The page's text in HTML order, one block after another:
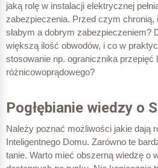
jaką rolę w instalacji elektrycznej
zabezpieczenia. Przed czym
słabym a dobrym zabezpieczeniem?
większą ilość obwodów, i co w
stosowanie np. ogranicznika przepięć
różnicowoprądowego?
Pogłębianie wiedzy o
Należy poznać możliwości jakie dają
Inteligentnego Domu. Zarówno te
tanie. Warto mieć obszerną wiedzę o